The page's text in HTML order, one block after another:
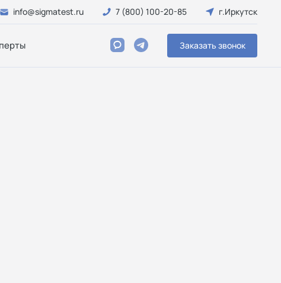
info@sigmatest.ru 7 (800) 100-20-85 г.Иркутск
Заказать звонок